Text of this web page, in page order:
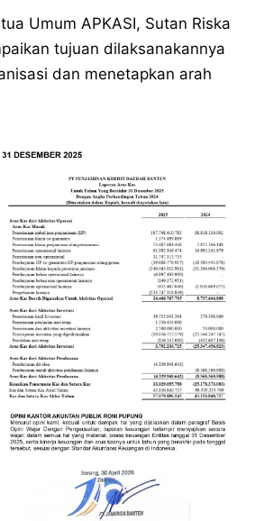
Umum APKASI, Sutan Riska
tujuan dilaksanakannya
dan menetapkan arah